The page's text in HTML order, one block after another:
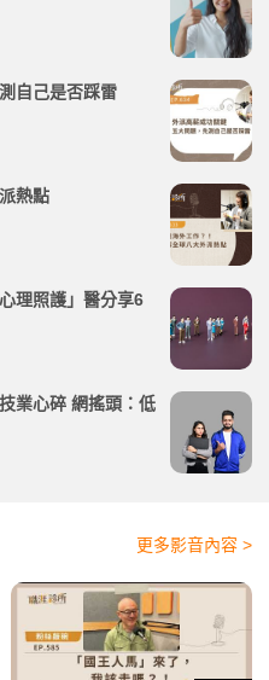
自己是否踩雷
熱點
理照護」醫分享6
業心碎 網搖頭：低
更多影音內容 >